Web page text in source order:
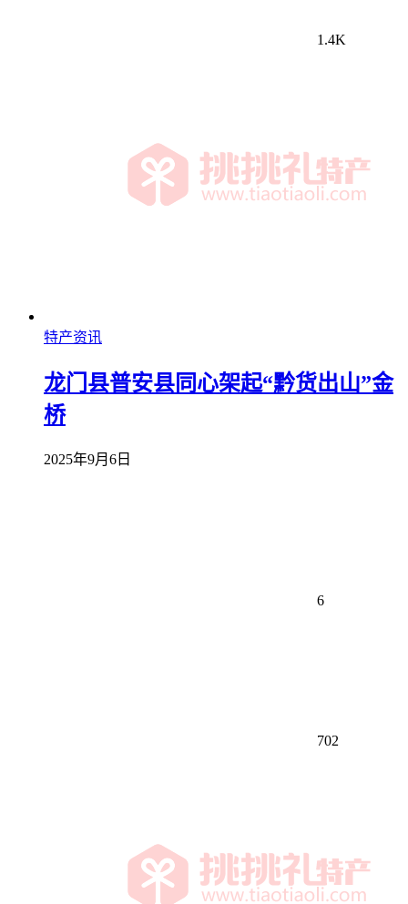
1.4K
特产资讯
龙门县普安县同心架起“黔货出山”金
桥
2025年9月6日
6
702